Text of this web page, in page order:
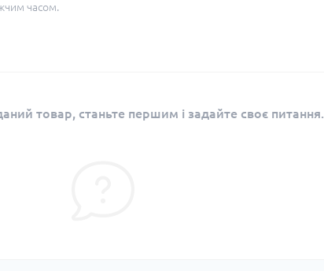
часом.
товар, станьте першим і задайте своє питання.